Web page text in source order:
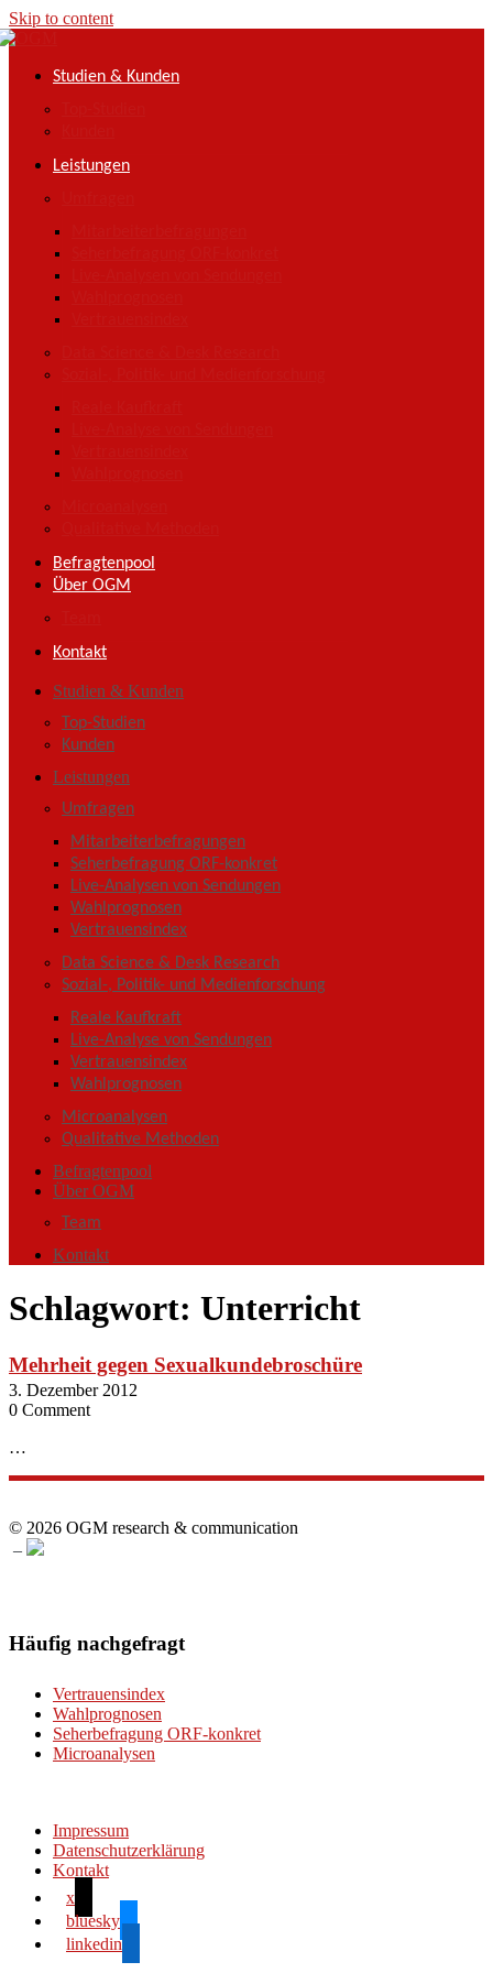
Skip to content
Studien & Kunden
Leistungen
Befragtenpool
Über OGM
Kontakt
Studien & Kunden
Top-Studien
Kunden
Leistungen
Umfragen
Mitarbeiterbefragungen
Seherbefragung ORF-konkret
Live-Analysen von Sendungen
Wahlprognosen
Vertrauensindex
Data Science & Desk Research
Sozial-, Politik- und Medienforschung
Reale Kaufkraft
Live-Analyse von Sendungen
Vertrauensindex
Wahlprognosen
Microanalysen
Qualitative Methoden
Befragtenpool
Über OGM
Team
Kontakt
Schlagwort: Unterricht
Mehrheit gegen Sexualkundebroschüre
3. Dezember 2012
0 Comment
…
© 2026 OGM research & communication
–
Häufig nachgefragt
Vertrauensindex
Wahlprognosen
Seherbefragung ORF-konkret
Microanalysen
Impressum
Datenschutzerklärung
Kontakt
x
bluesky
linkedin